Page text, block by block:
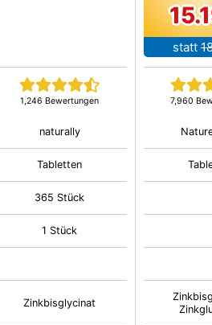
1,246 Bewertungen
naturally
Tabletten
365 Stück
1 Stück
Zinkbisglycinat
7,960
statt